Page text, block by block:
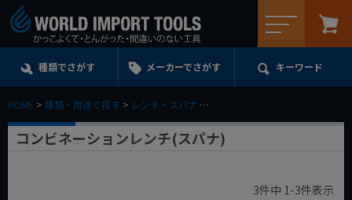
種類でさがす メーカーでさがす キーワード
HOME 種類・用途で探す レンチ・スパナ
コンビネーションレンチ(スパナ)
3件中 1-3件表示